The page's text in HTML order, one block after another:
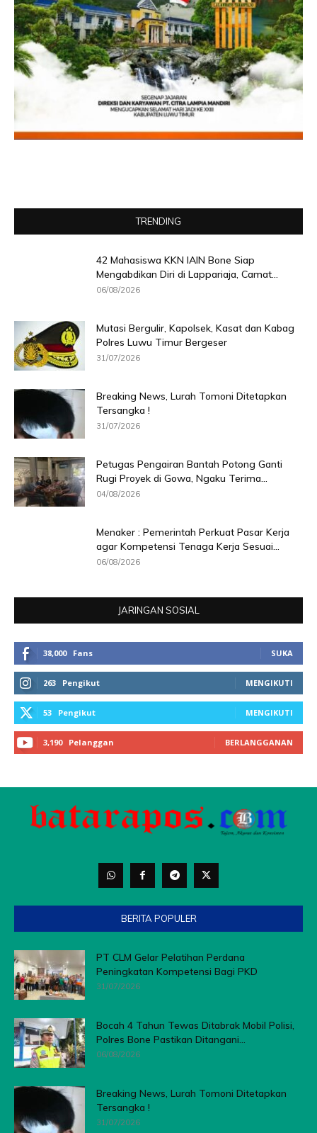
BERITA POPULER
PT CLM Gelar Pelatihan Perdana
Peningkatan Kompetensi Bagi PKD
31/07/2026
Bocah 4 Tahun Tewas Ditabrak Mobil Polisi,
Polres Bone Pastikan Ditangani...
06/08/2026
Breaking News, Lurah Tomoni Ditetapkan
Tersangka !
31/07/2026